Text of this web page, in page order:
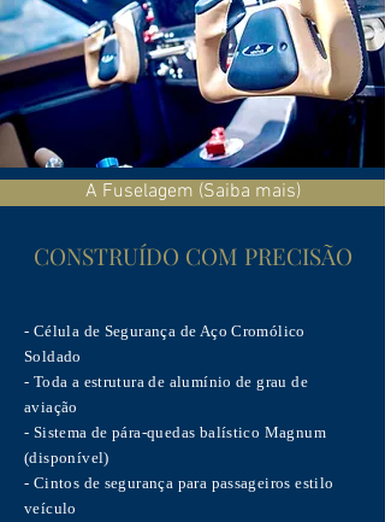
A Fuselagem (Saiba mais)
CONSTRUÍDO COM PRECISÃO
- Célula de Segurança de Aço Cromólico
Soldado
- Toda a estrutura de alumínio de grau de
aviação
- Sistema de pára-quedas balístico Magnum
(disponível)
- Cintos de segurança para passageiros estilo
veículo